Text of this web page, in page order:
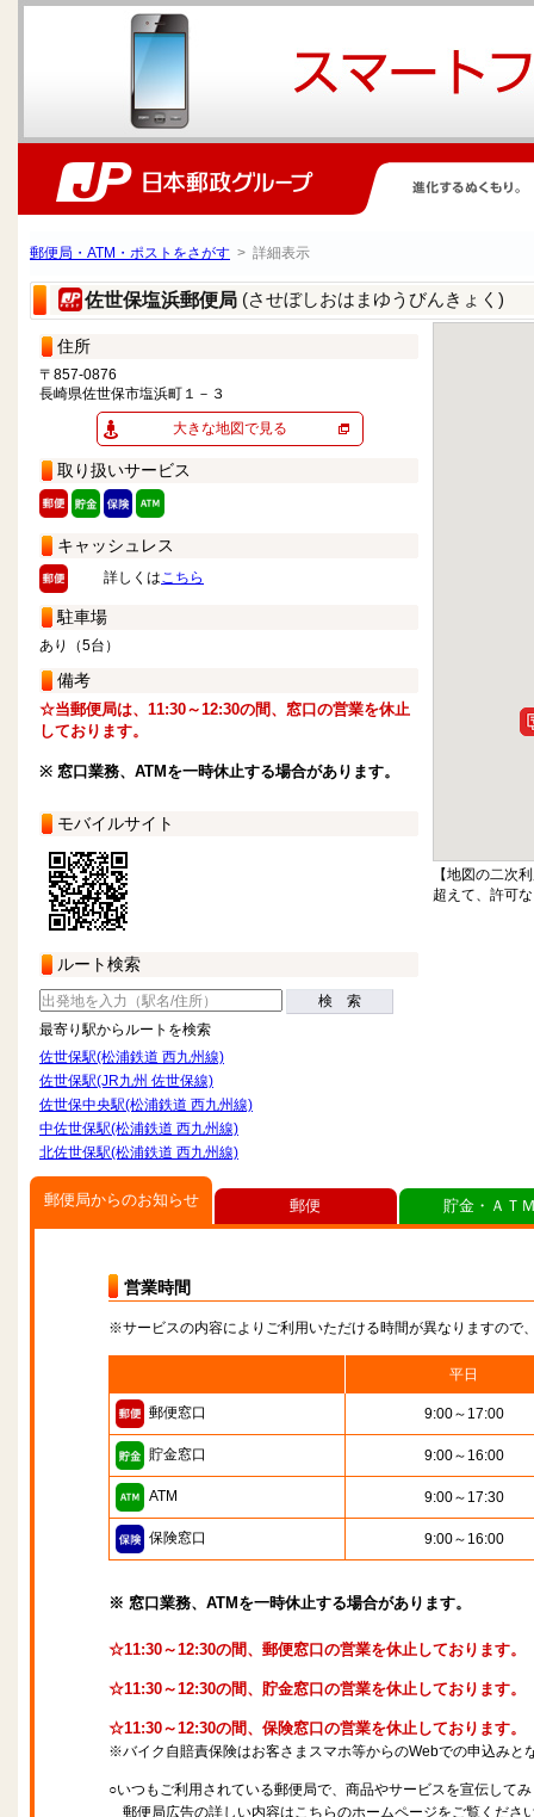
郵便局・ATM・ポストをさがす > 詳細表示
佐世保塩浜郵便局 (させぼしおはまゆうびんきょく)
住所
〒857-0876
長崎県佐世保市塩浜町１－３
大きな地図で見る
取り扱いサービス
キャッシュレス
詳しくはこちら
駐車場
あり（5台）
備考
☆当郵便局は、11:30～12:30の間、窓口の営業を休止
しております。
※ 窓口業務、ATMを一時休止する場合があります。
モバイルサイト
ルート検索
検 索
最寄り駅からルートを検索
佐世保駅(松浦鉄道 西九州線)
佐世保駅(JR九州 佐世保線)
佐世保中央駅(松浦鉄道 西九州線)
中佐世保駅(松浦鉄道 西九州線)
北佐世保駅(松浦鉄道 西九州線)
【地図の二次
超えて、許可
郵便局からのお知らせ
営業時間
※サービスの内容によりご利用いただける時間が異なりますので
平日
郵便窓口 9:00～17:00
貯金窓口 9:00～16:00
ATM 9:00～17:30
保険窓口 9:00～16:00
※ 窓口業務、ATMを一時休止する場合があります。
☆11:30～12:30の間、郵便窓口の営業を休止しております。
☆11:30～12:30の間、貯金窓口の営業を休止しております。
☆11:30～12:30の間、保険窓口の営業を休止しております。
※バイク自賠責保険はお客さまスマホ等からのWebでの申込みと
○いつもご利用されている郵便局で、商品やサービスを宣伝して
郵便局広告の詳しい内容はこちらのホームページをご覧くださ
郵便 貯金・ＡＴ